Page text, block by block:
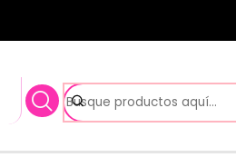
Pequeña SI05s